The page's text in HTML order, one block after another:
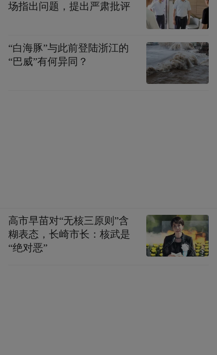
场指出问题，提出严肃批评
“白海豚”与此前登陆浙江的
“巴威”有何异同？
高市早苗对“无核三原则”含
糊表态，长崎市长：核武是
“绝对恶”